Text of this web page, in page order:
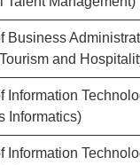
Business
and
Information
Informatics)
Information